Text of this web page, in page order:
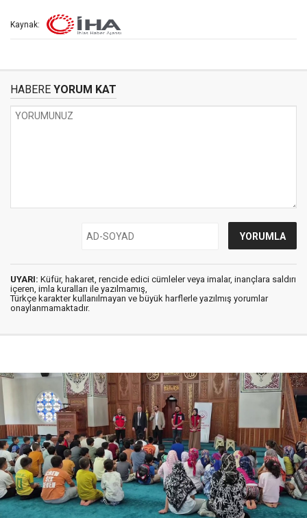
Kaynak:
HABERE YORUM KAT
UYARI: Küfür, hakaret, rencide edici cümleler veya imalar, inançlara saldırı
içeren, imla kuralları ile yazılmamış,
Türkçe karakter kullanılmayan ve büyük harflerle yazılmış yorumlar
onaylanmamaktadır.